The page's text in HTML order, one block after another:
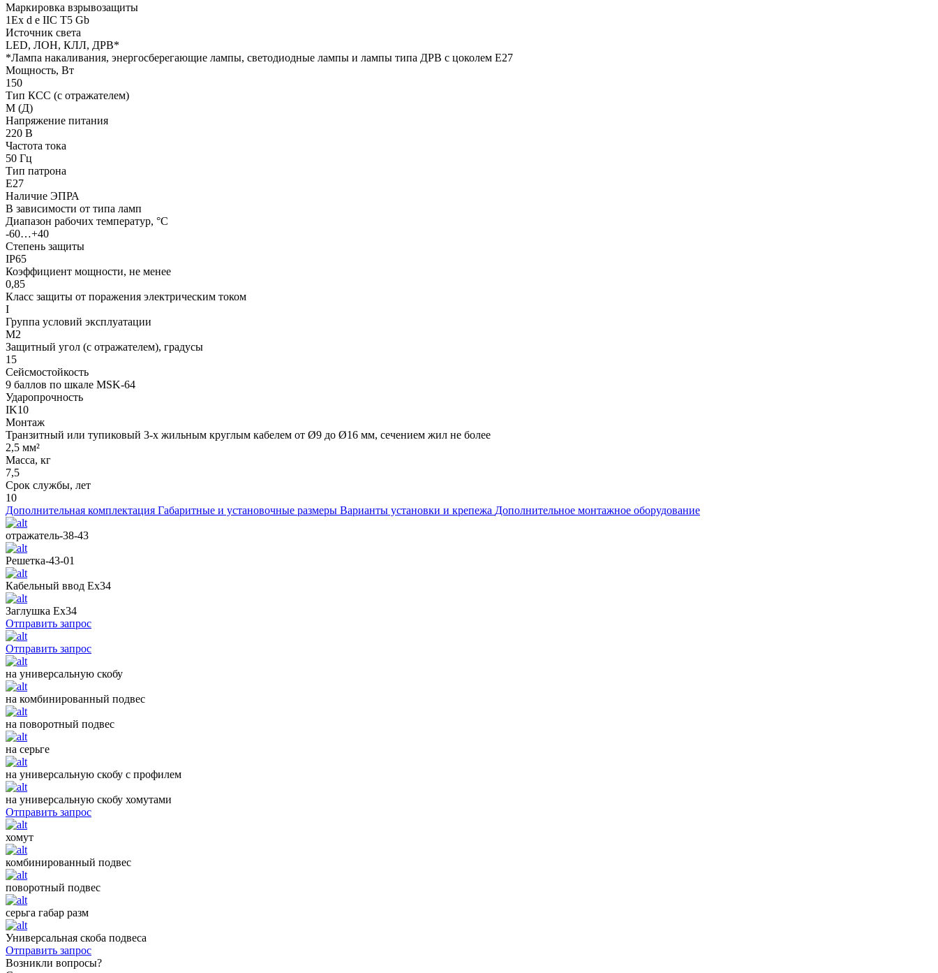
Маркировка взрывозащиты
1Ех d е IIC T5 Gb
Источник света
LED, ЛОН, КЛЛ, ДРВ*
*Лампа накаливания, энергосберегающие лампы, светодиодные лампы и лампы типа ДРВ с цоколем Е27
Мощность, Вт
150
Тип КСС (с отражателем)
М (Д)
Напряжение питания
220 В
Частота тока
50 Гц
Тип патрона
Е27
Наличие ЭПРА
В зависимости от типа ламп
Диапазон рабочих температур, °С
-60…+40
Степень защиты
IP65
Коэффициент мощности, не менее
0,85
Класс защиты от поражения электрическим током
I
Группа условий эксплуатации
М2
Защитный угол (с отражателем), градусы
15
Сейсмостойкость
9 баллов по шкале МSK-64
Ударопрочность
IK10
Монтаж
Транзитный или тупиковый 3-х жильным круглым кабелем от Ø9 до Ø16 мм, сечением жил не более
2,5 мм²
Масса, кг
7,5
Срок службы, лет
10
Дополнительная комплектация Габаритные и установочные размеры Варианты установки и крепежа Дополнительное монтажное оборудование
отражатель-38-43
Решетка-43-01
Кабельный ввод Ех34
Заглушка Ех34
Отправить запрос
Отправить запрос
на универсальную скобу
на комбинированный подвес
на поворотный подвес
на серьге
на универсальную скобу с профилем
на универсальную скобу хомутами
Отправить запрос
хомут
комбинированный подвес
поворотный подвес
серьга габар разм
Универсальная скоба подвеса
Отправить запрос
Возникли вопросы?